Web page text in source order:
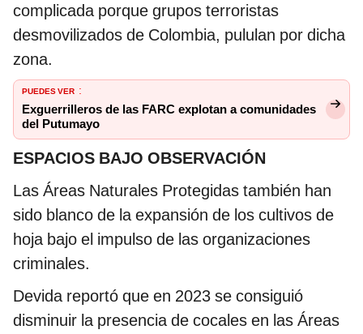
complicada porque grupos terroristas
desmovilizados de Colombia, pululan por dicha
zona.
PUEDES VER :
Exguerrilleros de las FARC explotan a comunidades
del Putumayo
ESPACIOS BAJO OBSERVACIÓN
Las Áreas Naturales Protegidas también han
sido blanco de la expansión de los cultivos de
hoja bajo el impulso de las organizaciones
criminales.
Devida reportó que en 2023 se consiguió
disminuir la presencia de cocales en las Áreas